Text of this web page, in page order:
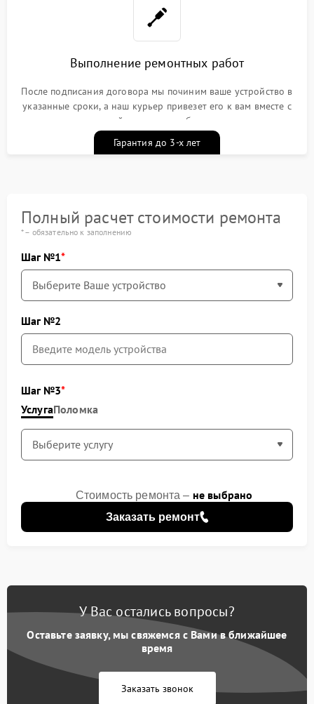
Выполнение ремонтных работ
После подписания договора мы починим ваше устройство в
указанные сроки, а наш курьер привезет его к вам вместе с
гарантийным талоном бесплатно
Гарантия до 3-х лет
Полный расчет стоимости ремонта
* – обязательно к заполнению
Шаг №1
Шаг №2
Шаг №3
УслугаПоломка
Заказать ремонт
Стоимость ремонта – не выбрано
У Вас остались вопросы?
Оставьте заявку, мы свяжемся с Вами в ближайшее
время
Заказать звонок